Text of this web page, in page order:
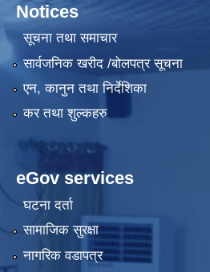
Notices
सूचना तथा समाचार
सार्वजनिक खरीद /बोलपत्र सूचना
एन, कानुन तथा निर्देशिका
कर तथा शुल्कहरु
eGov services
घटना दर्ता
सामाजिक सुरक्षा
नागरिक वडापत्र